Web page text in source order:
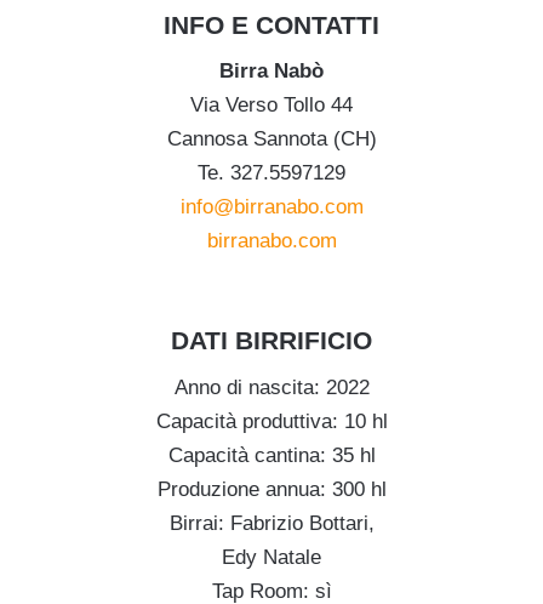
INFO E CONTATTI
Birra Nabò
Via Verso Tollo 44
Cannosa Sannota (CH)
Te. 327.5597129
info@birranabo.com
birranabo.com
DATI BIRRIFICIO
Anno di nascita: 2022
Capacità produttiva: 10 hl
Capacità cantina: 35 hl
Produzione annua: 300 hl
Birrai: Fabrizio Bottari,
Edy Natale
Tap Room: sì